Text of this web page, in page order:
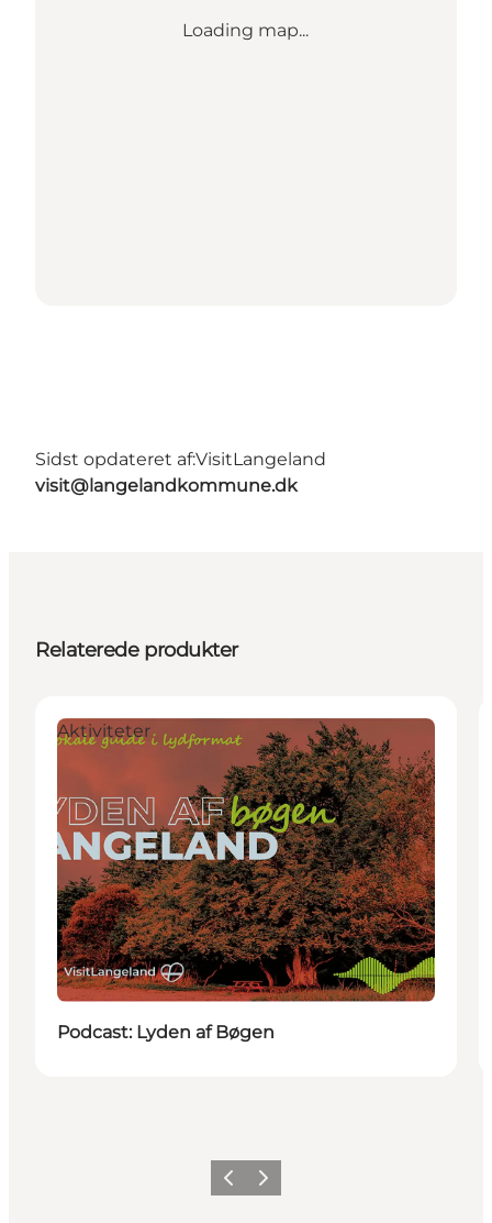
Loading map...
Sidst opdateret af:VisitLangeland
visit@langelandkommune.dk
Relaterede produkter
Aktiviteter
Podcast: Lyden af Bøgen
ForrigeNæste